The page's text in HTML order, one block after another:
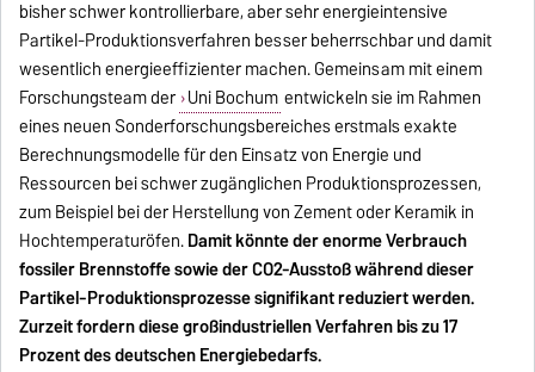
bisher schwer kontrollierbare, aber sehr energieintensive
Partikel-Produktionsverfahren besser beherrschbar und damit
wesentlich energieeffizienter machen. Gemeinsam mit einem
Forschungsteam der Uni Bochum entwickeln sie im Rahmen
eines neuen Sonderforschungsbereiches erstmals exakte
Berechnungsmodelle für den Einsatz von Energie und
Ressourcen bei schwer zugänglichen Produktionsprozessen,
zum Beispiel bei der Herstellung von Zement oder Keramik in
Hochtemperaturöfen.Damit könnte der enorme Verbrauch
fossiler Brennstoffe sowie der CO2-Ausstoß während dieser
Partikel-Produktionsprozesse signifikant reduziert werden.
Zurzeit fordern diese großindustriellen Verfahren bis zu 17
Prozent des deutschen Energiebedarfs.